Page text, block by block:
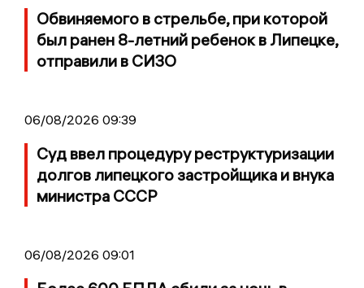
Обвиняемого в стрельбе, при которой
был ранен 8-летний ребенок в Липецке,
отправили в СИЗО
06/08/2026 09:39
Суд ввел процедуру реструктуризации
долгов липецкого застройщика и внука
министра СССР
06/08/2026 09:01